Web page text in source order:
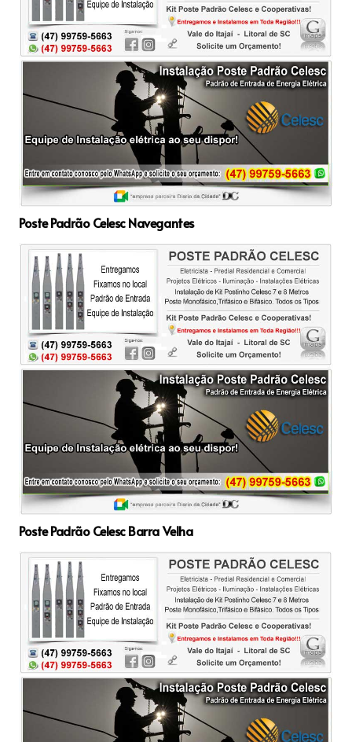
Poste Padrão Celesc Navegantes
Poste Padrão Celesc Barra Velha